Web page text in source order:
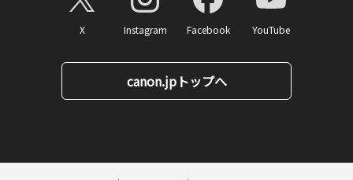
X Instagram Facebook YouTube
canon.jpトップへ